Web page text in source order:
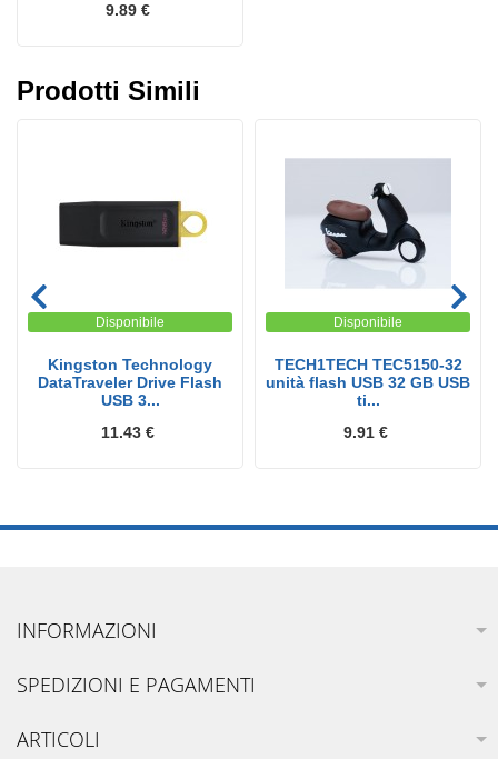
9.89 €
Prodotti Simili
Disponibile
Kingston Technology
DataTraveler Drive Flash
USB 3...
11.43 €
Disponibile
TECH1TECH TEC5150-32
unità flash USB 32 GB USB
ti...
9.91 €
INFORMAZIONI
SPEDIZIONI E PAGAMENTI
ARTICOLI